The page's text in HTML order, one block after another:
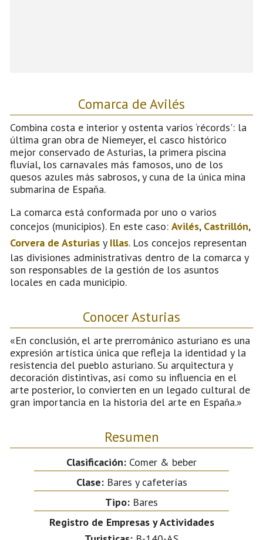
Comarca de Avilés
Combina costa e interior y ostenta varios ‘récords': la
última gran obra de Niemeyer, el casco histórico
mejor conservado de Asturias, la primera piscina
fluvial, los carnavales más famosos, uno de los
quesos azules más sabrosos, y cuna de la única mina
submarina de España.
La comarca está conformada por uno o varios
concejos (municipios). En este caso: Avilés, Castrillón,
Corvera de Asturias y Illas. Los concejos representan
las divisiones administrativas dentro de la comarca y
son responsables de la gestión de los asuntos
locales en cada municipio.
Conocer Asturias
«En conclusión, el arte prerrománico asturiano es una
expresión artística única que refleja la identidad y la
resistencia del pueblo asturiano. Su arquitectura y
decoración distintivas, así como su influencia en el
arte posterior, lo convierten en un legado cultural de
gran importancia en la historia del arte en España.»
Resumen
Clasificación: Comer & beber
Clase:Bares y cafeterías
Tipo: Bares
Registro de Empresas y Actividades